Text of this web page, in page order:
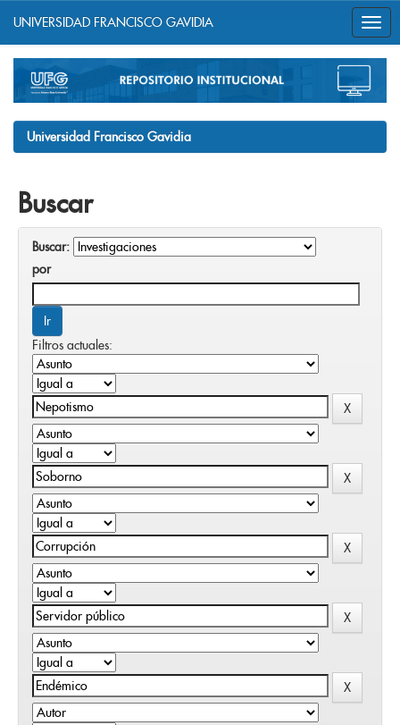
navigation
UNIVERSIDAD FRANCISCO GAVIDIA
Universidad Francisco Gavidia
Buscar
Buscar:
por
Filtros actuales: